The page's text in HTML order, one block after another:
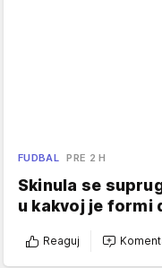
FUDBAL PRE 2 H
Skinula se
u kakvoj je formi
Reaguj